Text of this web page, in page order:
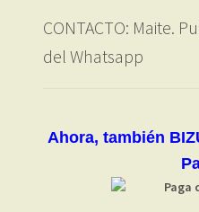
CONTACTO: Maite.
del Whatsapp
Ahora, también